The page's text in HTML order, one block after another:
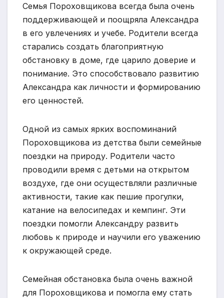
Семья Пороховщикова всегда была очень
поддерживающей и поощряла Александра
в его увлечениях и учебе. Родители всегда
старались создать благоприятную
обстановку в доме, где царило доверие и
понимание. Это способствовало развитию
Александра как личности и формированию
его ценностей.
Одной из самых ярких воспоминаний
Пороховщикова из детства были семейные
поездки на природу. Родители часто
проводили время с детьми на открытом
воздухе, где они осуществляли различные
активности, такие как пешие прогулки,
катание на велосипедах и кемпинг. Эти
поездки помогли Александру развить
любовь к природе и научили его уважению
к окружающей среде.
Семейная обстановка была очень важной
для Пороховщикова и помогла ему стать